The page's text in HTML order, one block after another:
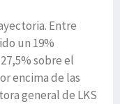
Entre
un 19%
sobre el
encima de las
general de LKS